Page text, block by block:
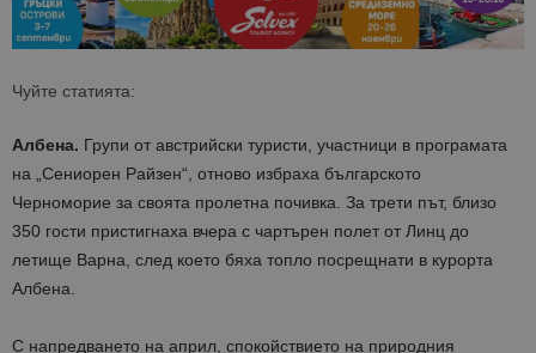
Чуйте статията:
Албена. Групи от австрийски туристи, участници в програмата
на „Сениорен Райзен“, отново избраха българското
Черноморие за своята пролетна почивка. За трети път, близо
350 гости пристигнаха вчера с чартърен полет от Линц до
летище Варна, след което бяха топло посрещнати в курорта
Албена.
С напредването на април, спокойствието на природния